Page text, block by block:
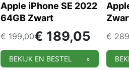
Apple iPhone SE 2022
64GB Zwart
€199,00€ 189,05
BEKIJK EN BESTEL »
€